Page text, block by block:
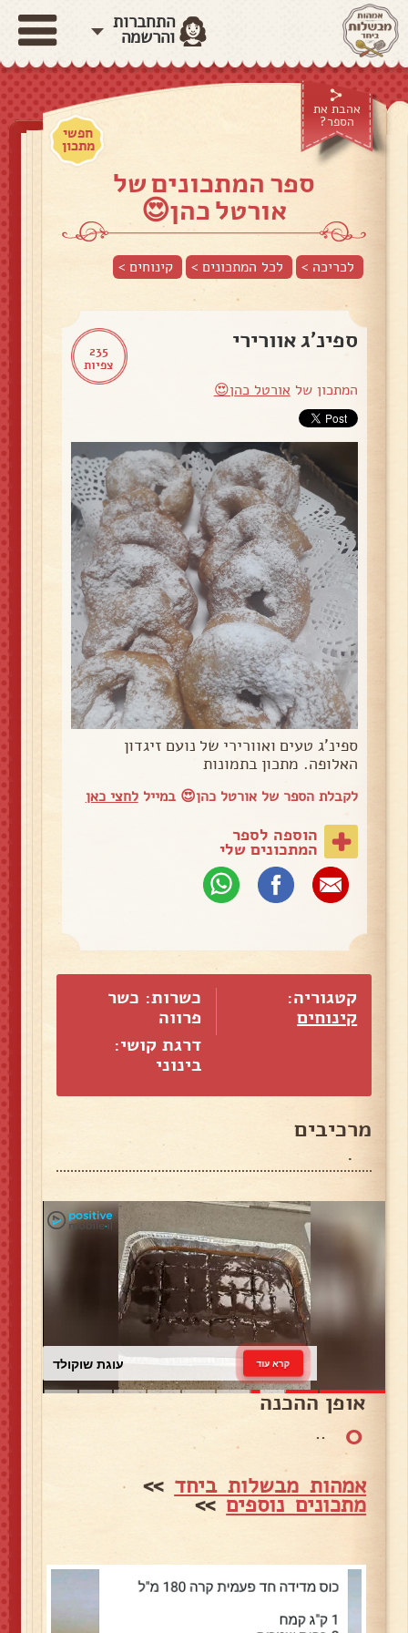
התחברות
והרשמה
אהבת את
הספר?
חפשי
מתכון
ספר המתכונים של
אורטל כהן😍
לכריכה > לכל המתכונים > קינוחים>
235
צפיות
ספינ'ג אוורירי
המתכון של אורטל כהן😍
ספינ'ג טעים ואוורירי של נועם זיגדון
האלופה. מתכון בתמונות
לקבלת הספר של אורטל כהן😍 במייללחצי כאן
הוספה לספר
המתכונים שלי
קטגוריה:
קינוחים
כשרות: כשר
פרווה
דרגת קושי:
בינוני
מרכיבים
.
עוגת שוקולד קרא עוד
אופן ההכנה
0
..
אמהות מבשלות ביחד >>
מתכונים נוספים>>